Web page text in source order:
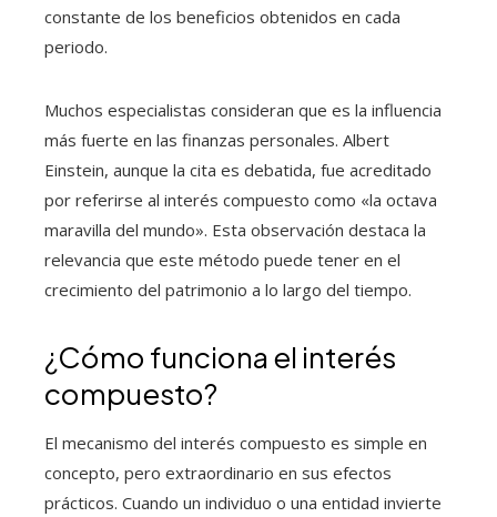
constante de los beneficios obtenidos en cada
periodo.
Muchos especialistas consideran que es la influencia
más fuerte en las finanzas personales. Albert
Einstein, aunque la cita es debatida, fue acreditado
por referirse al interés compuesto como «la octava
maravilla del mundo». Esta observación destaca la
relevancia que este método puede tener en el
crecimiento del patrimonio a lo largo del tiempo.
¿Cómo funciona el interés
compuesto?
El mecanismo del interés compuesto es simple en
concepto, pero extraordinario en sus efectos
prácticos. Cuando un individuo o una entidad invierte